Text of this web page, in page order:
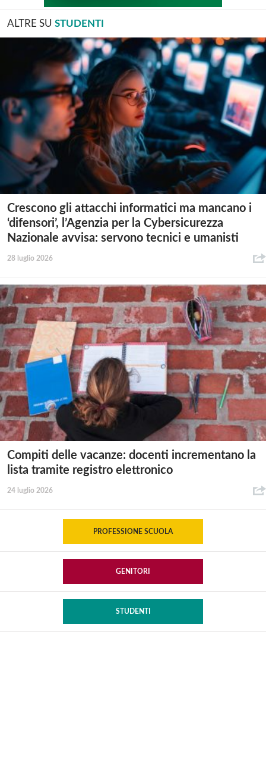
ALTRE SU STUDENTI
Crescono gli attacchi informatici ma mancano i
‘difensori’, l’Agenzia per la Cybersicurezza
Nazionale avvisa: servono tecnici e umanisti
28 luglio 2026
Compiti delle vacanze: docenti incrementano la
lista tramite registro elettronico
24 luglio 2026
PROFESSIONE SCUOLA
GENITORI
STUDENTI